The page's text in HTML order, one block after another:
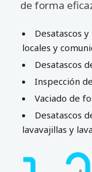
de forma
Desatascos
locales y
Desatascos
Inspección
Vaciado de
Desatascos
lavavajillas y